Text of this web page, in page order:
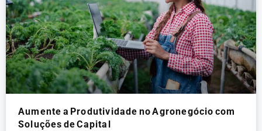
Aumente a Produtividade no Agronegócio com
Soluções de Capital